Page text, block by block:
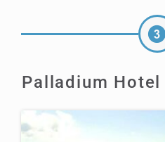
Palladium Hotel